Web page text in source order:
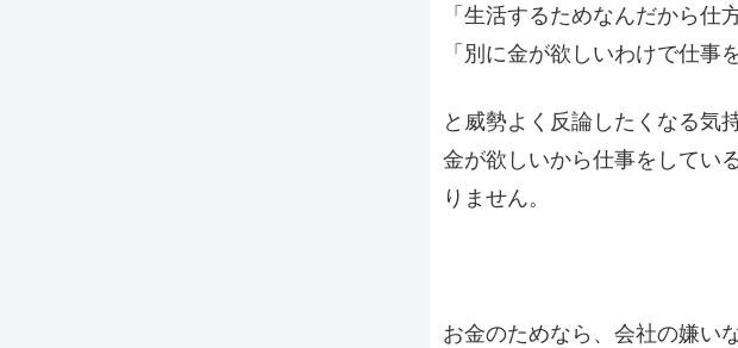
「生活するためなんだから仕
「別に金が欲しいわけで仕事
と威勢よく反論したくなる気
金が欲しいから仕事をしてい
りません。
お金のためなら、会社の嫌い